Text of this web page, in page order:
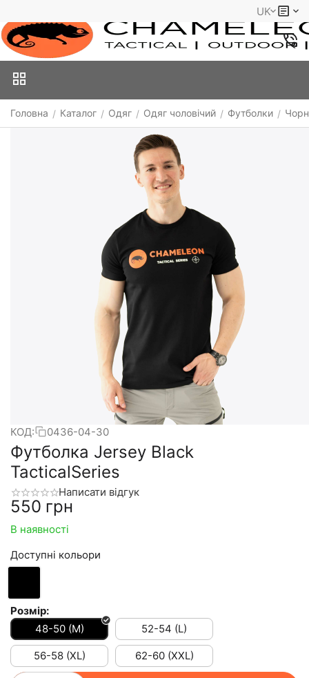
UK
Головна / Каталог / Одяг / Одяг чоловічий / Футболки /
КОД: 0436-04-30
Футболка Jersey Black
TacticalSeries
Написати відгук
‍550‍ грн
В наявності
Доступні кольори
Розмір:
48-50 (M)
52-54 (L)
56-58 (XL) 62-60 (XXL)